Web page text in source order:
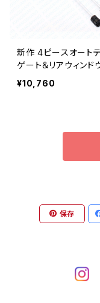
新作 4ピースオート
ゲート＆リアウィンド
トサポートガススプリ
トラットダンパーチャ
¥10,760
保存